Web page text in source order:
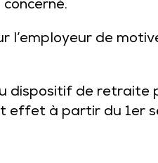
l’employeur de
dispositif de retraite
effet à partir du 1er